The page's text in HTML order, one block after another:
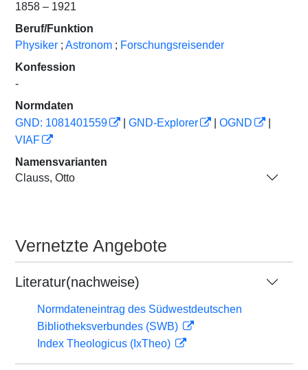
1858 – 1921
Beruf/Funktion
Physiker ; Astronom ; Forschungsreisender
Konfession
-
Normdaten
GND: 1081401559
GND-Explorer OGND
VIAF
Namensvarianten
Clauss, Otto
Vernetzte Angebote
Literatur(nachweise)
Normdateneintrag des Südwestdeutschen
Bibliotheksverbundes (SWB)
Index Theologicus (IxTheo)